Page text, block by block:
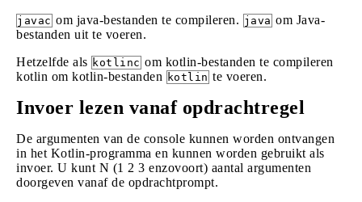
javac om java-bestanden te compileren. java om Java-
bestanden uit te voeren.
Hetzelfde als kotlinc om kotlin-bestanden te compileren
kotlin om kotlin-bestanden kotlin te voeren.
Invoer lezen vanaf opdrachtregel
De argumenten van de console kunnen worden ontvangen
in het Kotlin-programma en kunnen worden gebruikt als
invoer. U kunt N (1 2 3 enzovoort) aantal argumenten
doorgeven vanaf de opdrachtprompt.